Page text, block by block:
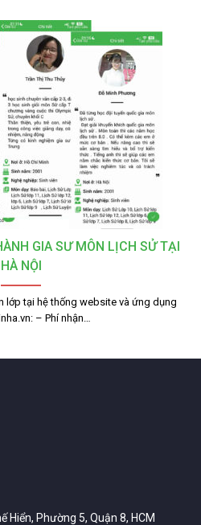
GIA SƯ MÔN LỊCH SỬ TẠI
HÀ NỘI
lớp tại hệ thống website và ứng dụng
– Phí nhận…
Hiển, Phường 5, Quận 8, HCM